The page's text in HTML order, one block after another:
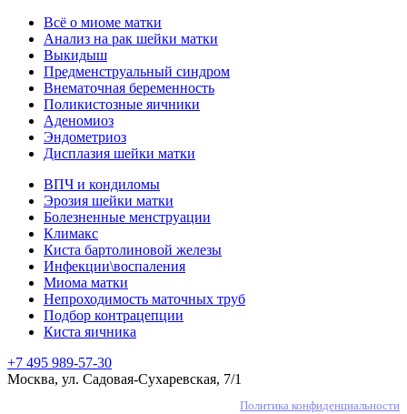
Всё о миоме матки
Анализ на рак шейки матки
Выкидыш
Предменструальный синдром
Внематочная беременность
Поликистозные яичники
Аденомиоз
Эндометриоз
Дисплазия шейки матки
ВПЧ и кондиломы
Эрозия шейки матки
Болезненные менструации
Климакс
Киста бартолиновой железы
Инфекции\воспаления
Миома матки
Непроходимость маточных труб
Подбор контрацепции
Киста яичника
+7 495 989-57-30
Москва, ул. Садовая-Сухаревская, 7/1
Политика конфиденциальности